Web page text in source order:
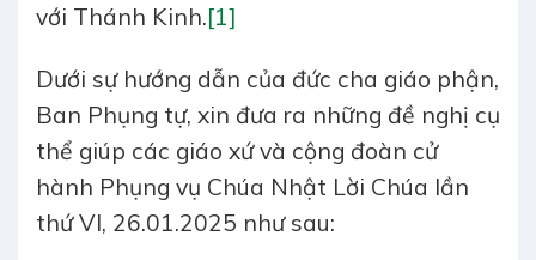
với Thánh Kinh.[1]
Dưới sự hướng dẫn của đức cha giáo phận,
Ban Phụng tự, xin đưa ra những đề nghị cụ
thể giúp các giáo xứ và cộng đoàn cử
hành Phụng vụ Chúa Nhật Lời Chúa lần
thứ VI, 26.01.2025 như sau: